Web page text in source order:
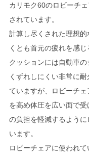
カリモク60のロビーチ
されています。
計算し尽くされた理想
くとも首元の疲れを感じ
クッションには自動車
くずれしにくい非常に
ていますが、ロビーチ
を高め体圧を広い面で
の負担を軽減するよう
います。
ロビーチェアに使われ